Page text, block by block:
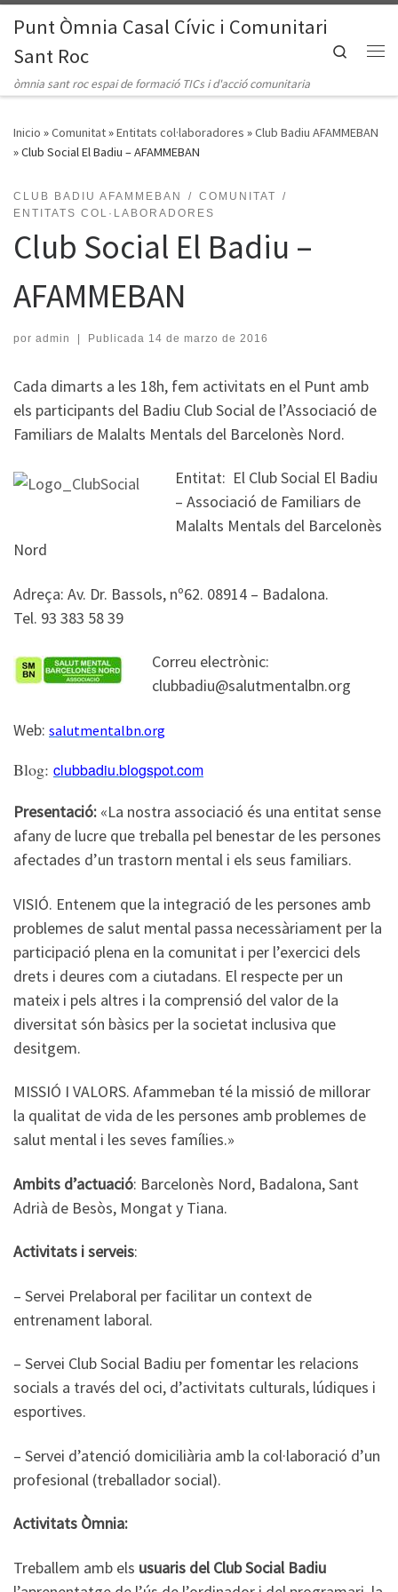
Saltar al contenido
Punt Òmnia Casal Cívic i Comunitari
Sant Roc
òmnia sant roc espai de formació TICs i d'acció comunitaria
Search
Inicio »Comunitat»Entitats col·laboradores »Club Badiu AFAMMEBAN
»Club Social El Badiu – AFAMMEBAN
CLUB BADIU AFAMMEBAN
COMUNITAT
ENTITATS COL·LABORADORES
Club Social El Badiu –
AFAMMEBAN
por admin | Publicada 14 de marzo de 2016
Cada dimarts a les 18h, fem activitats en el Punt amb
els participants del Badiu Club Social de l’Associació de
Familiars de Malalts Mentals del Barcelonès Nord.
Entitat: El Club Social El Badiu
– Associació de Familiars de
Malalts Mentals del Barcelonès
Nord
Adreça: Av. Dr. Bassols, nº62. 08914 – Badalona.
Tel. 93 383 58 39
Correu electrònic:
clubbadiu@salutmentalbn.org
Web: salutmentalbn.org
Blog: clubbadiu.blogspot.com
Presentació: «La nostra associació és una entitat sense
afany de lucre que treballa pel benestar de les persones
afectades d’un trastorn mental i els seus familiars.
VISIÓ. Entenem que la integració de les persones amb
problemes de salut mental passa necessàriament per la
participació plena en la comunitat i per l’exercici dels
drets i deures com a ciutadans. El respecte per un
mateix i pels altres i la comprensió del valor de la
diversitat són bàsics per la societat inclusiva que
desitgem.
MISSIÓ I VALORS. Afammeban té la missió de millorar
la qualitat de vida de les persones amb problemes de
salut mental i les seves famílies.»
Ambits d’actuació: Barcelonès Nord, Badalona, Sant
Adrià de Besòs, Mongat y Tiana.
Activitats i serveis:
– Servei Prelaboral per facilitar un context de
entrenament laboral.
– Servei Club Social Badiu per fomentar les relacions
socials a través del oci, d’activitats culturals, lúdiques i
esportives.
– Servei d’atenció domiciliària amb la col·laboració d’un
profesional (treballador social).
Activitats Òmnia:
Treballem amb els usuaris del Club Social Badiu